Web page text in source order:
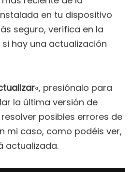
en tu dispositivo
seguro, verifica en la
si hay una actualización
«, presiónalo para
la última versión de
posibles errores de
mi caso, como podéis ver,
actualizada.